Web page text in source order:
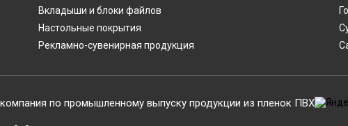
Вкладыши и блоки файлов
Настольные покрытия
Рекламно-сувенирная продукция
по промышленному выпуску продукции из пленок ПВХ